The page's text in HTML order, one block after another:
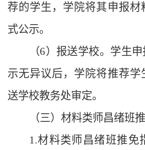
荐的学生，学院将其申报材
式公示。
（6）报送学校。学生
示无异议后，学院将推荐学
送学校教务处审定。
（三）材料类师昌绪班
1.材料类师昌绪班推免